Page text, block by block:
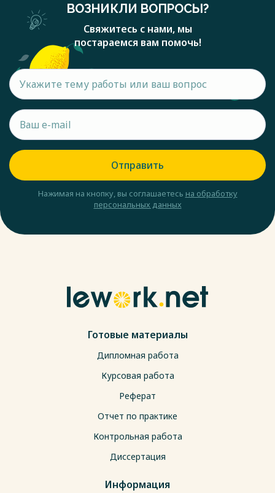
ВОЗНИКЛИ ВОПРОСЫ?
Свяжитесь с нами, мы
постараемся вам помочь!
Отправить
Нажимая на кнопку, вы соглашаетесь на обработку
персональных данных
Готовые материалы
Дипломная работа
Курсовая работа
Реферат
Отчет по практике
Контрольная работа
Диссертация
Информация